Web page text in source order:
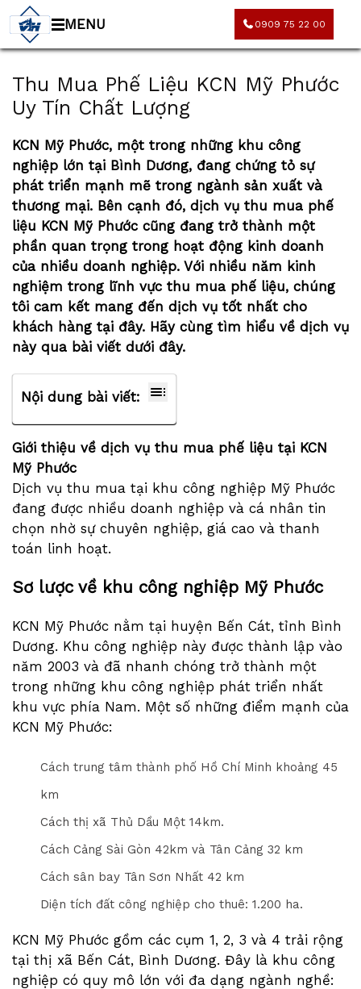
MENU 0909 75 22 00
Thu Mua Phế Liệu KCN Mỹ Phước
Uy Tín Chất Lượng
KCN Mỹ Phước, một trong những khu công
nghiệp lớn tại Bình Dương, đang chứng tỏ sự
phát triển mạnh mẽ trong ngành sản xuất và
thương mại. Bên cạnh đó, dịch vụ thu mua phế
liệu KCN Mỹ Phước cũng đang trở thành một
phần quan trọng trong hoạt động kinh doanh
của nhiều doanh nghiệp. Với nhiều năm kinh
nghiệm trong lĩnh vực thu mua phế liệu, chúng
tôi cam kết mang đến dịch vụ tốt nhất cho
khách hàng tại đây. Hãy cùng tìm hiểu về dịch vụ
này qua bài viết dưới đây.
Nội dung bài viết:
Giới thiệu về dịch vụ thu mua phế liệu tại KCN
Mỹ Phước
Dịch vụ thu mua tại khu công nghiệp Mỹ Phước
đang được nhiều doanh nghiệp và cá nhân tin
chọn nhờ sự chuyên nghiệp, giá cao và thanh
toán linh hoạt.
Sơ lược về khu công nghiệp Mỹ Phước
KCN Mỹ Phước nằm tại huyện Bến Cát, tỉnh Bình
Dương. Khu công nghiệp này được thành lập vào
năm 2003 và đã nhanh chóng trở thành một
trong những khu công nghiệp phát triển nhất
khu vực phía Nam. Một số những điểm mạnh của
KCN Mỹ Phước:
Cách trung tâm thành phố Hồ Chí Minh khoảng 45
km
Cách thị xã Thủ Dầu Một 14km.
Cách Cảng Sài Gòn 42km và Tân Cảng 32 km
Cách sân bay Tân Sơn Nhất 42 km
Diện tích đất công nghiệp cho thuê: 1.200 ha.
KCN Mỹ Phước gồm các cụm 1, 2, 3 và 4 trải rộng
tại thị xã Bến Cát, Bình Dương. Đây là khu công
nghiệp có quy mô lớn với đa dạng ngành nghề: